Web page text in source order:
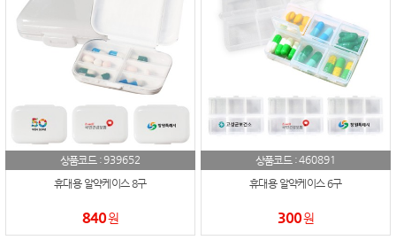
상품코드 :939652
휴대용 알약케이스 8구
840원
상품코드 :460891
휴대용 알약케이스 6구
300원